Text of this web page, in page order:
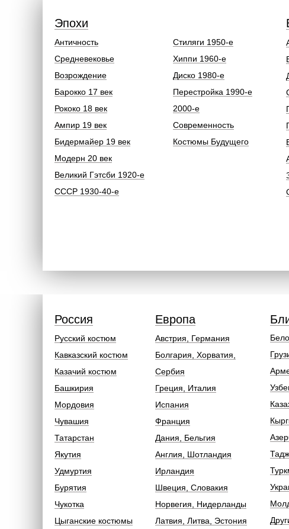
Античность
Средневековье
Возрождение
Барокко 17 век
Рококо 18 век
Ампир 19 век
Бидермайер 19 век
Модерн 20 век
Великий Гэтсби 1920-е
СССР 1930-40-е
Стиляги 1950-е
Хиппи 1960-е
Диско 1980-е
Перестройка 1990-е
2000-е
Современность
Костюмы Будущего
Эпохи
Австрия, Германия
Болгария, Хорватия,
Сербия
Греция, Италия
Испания
Франция
Дания, Бельгия
Англия, Шотландия
Ирландия
Швеция, Словакия
Норвегия, Нидерланды
Латвия, Литва, Эстония
Европа
Русский костюм
Кавказский костюм
Казачий костюм
Башкирия
Мордовия
Чувашия
Татарстан
Якутия
Удмуртия
Бурятия
Чукотка
Цыганские костюмы
Россия